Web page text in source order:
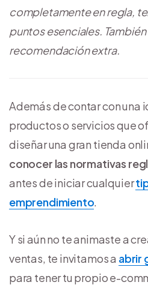
completamente en regla,
puntos esenciales.
recomendación extra.
Además de contar con una
productos o servicios que
diseñar una gran tienda
conocer las normativas
antes de iniciar cualquier
emprendimiento
Y si aún no te animaste a
ventas, te invitamos a abrir
para tener tu propio e-